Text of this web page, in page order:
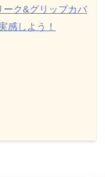
ーク&グリップカバ
感しよう！